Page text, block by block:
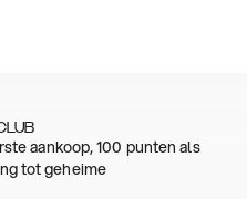
aankoop, 100 punten als
tot geheime